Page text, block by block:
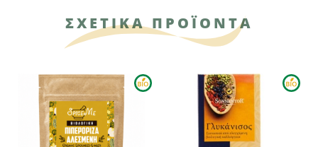
ΣΧΕΤΙΚΑ ΠΡΟΪΟΝΤΑ